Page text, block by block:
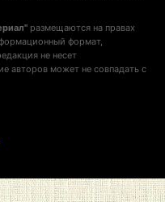
размещаются на правах
формат,
не несет
авторов может не совпадать с